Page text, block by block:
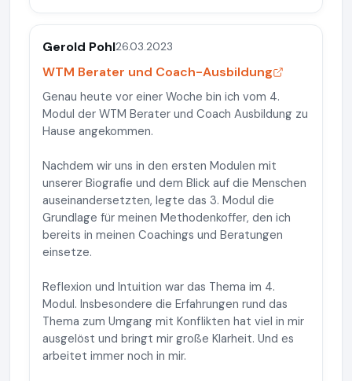
Gerold Pohl26.03.2023
WTM Berater und Coach-Ausbildung
Genau heute vor einer Woche bin ich vom 4.
Modul der WTM Berater und Coach Ausbildung zu
Hause angekommen.
Nachdem wir uns in den ersten Modulen mit
unserer Biografie und dem Blick auf die Menschen
auseinandersetzten, legte das 3. Modul die
Grundlage für meinen Methodenkoffer, den ich
bereits in meinen Coachings und Beratungen
einsetze.
Reflexion und Intuition war das Thema im 4.
Modul. Insbesondere die Erfahrungen rund das
Thema zum Umgang mit Konflikten hat viel in mir
ausgelöst und bringt mir große Klarheit. Und es
arbeitet immer noch in mir.